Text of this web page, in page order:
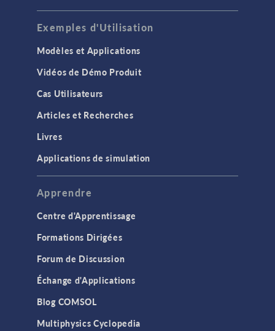
Exemples d'Utilisation
Modèles et Applications
Vidéos de Démo Produit
Cas Utilisateurs
Articles et Recherches
Livres
Applications de simulation
Apprendre
Centre d'Apprentissage
Formations Dirigées
Forum de Discussion
Échange d'Applications
Blog COMSOL
Multiphysics Cyclopedia